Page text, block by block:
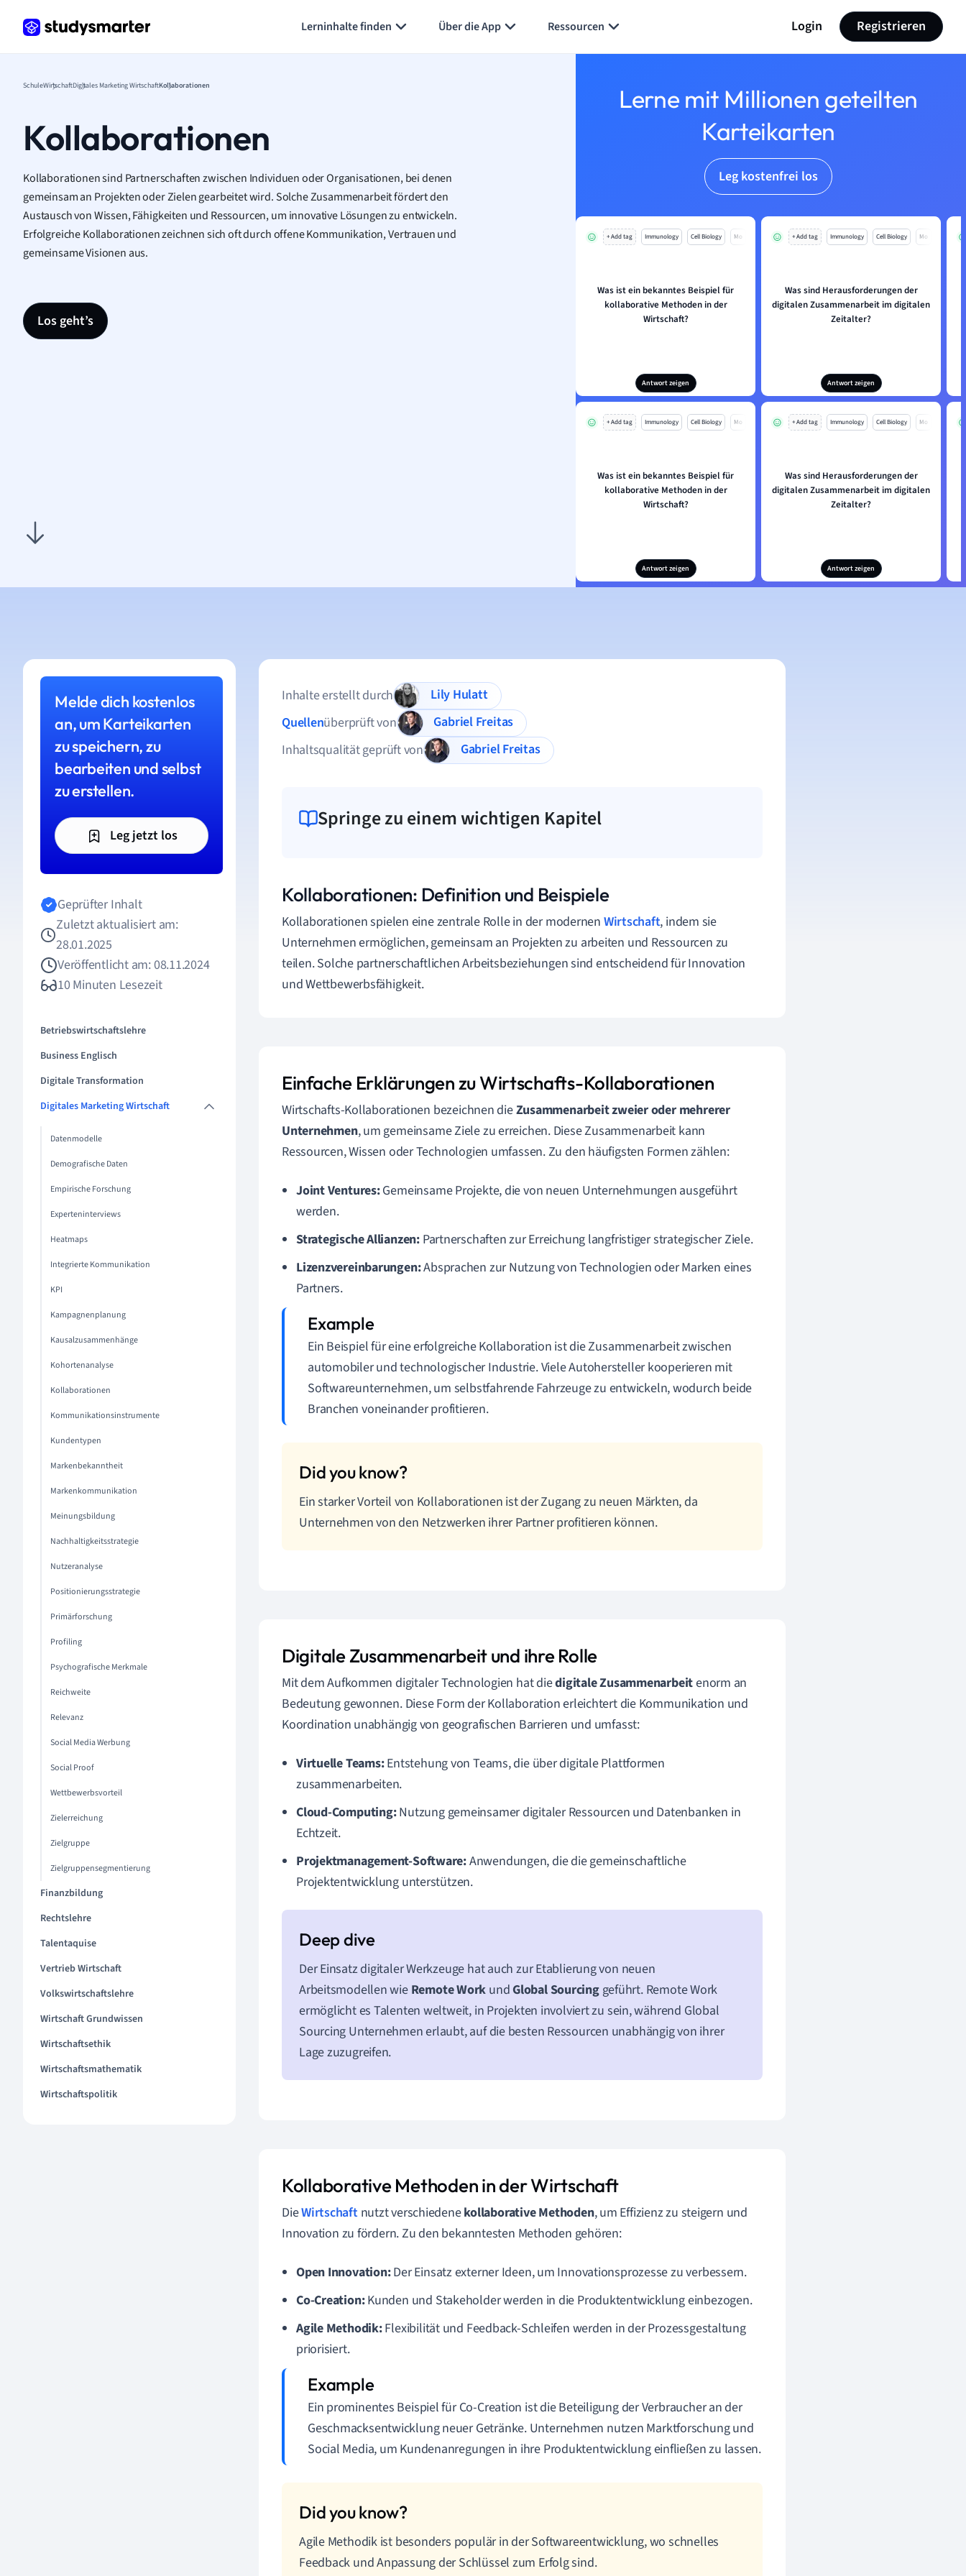
Lerninhalte finden Über die App Ressourcen Login Registrieren
SchuleWirtschaftDigitales Marketing WirtschaftKollaborationen
Kollaborationen
Kollaborationen sind Partnerschaften zwischen Individuen oder Organisationen, bei denen
gemeinsam an Projekten oder Zielen gearbeitet wird. Solche Zusammenarbeit fördert den
Austausch von Wissen, Fähigkeiten und Ressourcen, um innovative Lösungen zu entwickeln.
Erfolgreiche Kollaborationen zeichnen sich oft durch offene Kommunikation, Vertrauen und
gemeinsame Visionen aus.
Los geht’s
Lerne mit Millionen geteilten
Karteikarten
Leg kostenfrei los
+ Add tag Immunology Cell Biology Mo
Was ist ein bekanntes Beispiel für
kollaborative Methoden in der
Wirtschaft?
Antwort zeigen
+ Add tag Immunology Cell Biology Mo
Was sind Herausforderungen der
digitalen Zusammenarbeit im digitalen
Zeitalter?
Antwort zeigen
+ Add tag Immunology Cell Biology Mo
Was ist ein bekanntes Beispiel für
kollaborative Methoden in der
Wirtschaft?
Antwort zeigen
+ Add tag Immunology Cell Biology Mo
Was sind Herausforderungen der
digitalen Zusammenarbeit im digitalen
Zeitalter?
Antwort zeigen
Melde dich kostenlos
an, um Karteikarten
zu speichern, zu
bearbeiten und selbst
zu erstellen.
Leg jetzt los
Geprüfter Inhalt
Zuletzt aktualisiert am:
28.01.2025
Veröffentlicht am: 08.11.2024
10 Minuten Lesezeit
Betriebswirtschaftslehre
Business Englisch
Digitale Transformation
Digitales Marketing Wirtschaft
Datenmodelle
Demografische Daten
Empirische Forschung
Experteninterviews
Heatmaps
Integrierte Kommunikation
KPI
Kampagnenplanung
Kausalzusammenhänge
Kohortenanalyse
Kollaborationen
Kommunikationsinstrumente
Kundentypen
Markenbekanntheit
Markenkommunikation
Meinungsbildung
Nachhaltigkeitsstrategie
Nutzeranalyse
Positionierungsstrategie
Primärforschung
Profiling
Psychografische Merkmale
Reichweite
Relevanz
Social Media Werbung
Social Proof
Wettbewerbsvorteil
Zielerreichung
Zielgruppe
Zielgruppensegmentierung
Finanzbildung
Rechtslehre
Talentaquise
Vertrieb Wirtschaft
Volkswirtschaftslehre
Wirtschaft Grundwissen
Wirtschaftsethik
Wirtschaftsmathematik
Wirtschaftspolitik
Inhalte erstellt durch
Lily Hulatt
Quellenüberprüft von
Gabriel Freitas
Inhaltsqualität geprüft von
Gabriel Freitas
Springe zu einem wichtigen Kapitel
Kollaborationen: Definition und Beispiele
Kollaborationen spielen eine zentrale Rolle in der modernen Wirtschaft, indem sie
Unternehmen ermöglichen, gemeinsam an Projekten zu arbeiten und Ressourcen zu
teilen. Solche partnerschaftlichen Arbeitsbeziehungen sind entscheidend für Innovation
und Wettbewerbsfähigkeit.
Einfache Erklärungen zu Wirtschafts-Kollaborationen
Wirtschafts-Kollaborationen bezeichnen dieZusammenarbeit zweier oder mehrerer
Unternehmen, um gemeinsame Ziele zu erreichen. Diese Zusammenarbeit kann
Ressourcen, Wissen oder Technologien umfassen. Zu den häufigsten Formen zählen:
Joint Ventures:Gemeinsame Projekte, die von neuen Unternehmungen ausgeführt
werden.
Strategische Allianzen:Partnerschaften zur Erreichung langfristiger strategischer Ziele.
Lizenzvereinbarungen:Absprachen zur Nutzung von Technologien oder Marken eines
Partners.
Ein Beispiel für eine erfolgreiche Kollaboration ist die Zusammenarbeit zwischen
automobiler und technologischer Industrie. Viele Autohersteller kooperieren mit
Softwareunternehmen, um selbstfahrende Fahrzeuge zu entwickeln, wodurch beide
Branchen voneinander profitieren.
Ein starker Vorteil von Kollaborationen ist der Zugang zu neuen Märkten, da
Unternehmen von den Netzwerken ihrer Partner profitieren können.
Digitale Zusammenarbeit und ihre Rolle
Mit dem Aufkommen digitaler Technologien hat diedigitale Zusammenarbeitenorm an
Bedeutung gewonnen. Diese Form der Kollaboration erleichtert die Kommunikation und
Koordination unabhängig von geografischen Barrieren und umfasst:
Virtuelle Teams:Entstehung von Teams, die über digitale Plattformen
zusammenarbeiten.
Cloud-Computing:Nutzung gemeinsamer digitaler Ressourcen und Datenbanken in
Echtzeit.
Projektmanagement-Software:Anwendungen, die die gemeinschaftliche
Projektentwicklung unterstützen.
Der Einsatz digitaler Werkzeuge hat auch zur Etablierung von neuen
Arbeitsmodellen wie Remote Work undGlobal Sourcinggeführt. Remote Work
ermöglicht es Talenten weltweit, in Projekten involviert zu sein, während Global
Sourcing Unternehmen erlaubt, auf die besten Ressourcen unabhängig von ihrer
Lage zuzugreifen.
Kollaborative Methoden in der Wirtschaft
DieWirtschaftnutzt verschiedenekollaborative Methoden, um Effizienz zu steigern und
Innovation zu fördern. Zu den bekanntesten Methoden gehören:
Open Innovation:Der Einsatz externer Ideen, um Innovationsprozesse zu verbessern.
Co-Creation:Kunden und Stakeholder werden in die Produktentwicklung einbezogen.
Agile Methodik:Flexibilität und Feedback-Schleifen werden in der Prozessgestaltung
priorisiert.
Ein prominentes Beispiel für Co-Creation ist die Beteiligung der Verbraucher an der
Geschmacksentwicklung neuer Getränke. Unternehmen nutzen Marktforschung und
Social Media, um Kundenanregungen in ihre Produktentwicklung einfließen zu lassen.
Agile Methodik ist besonders populär in der Softwareentwicklung, wo schnelles
Feedback und Anpassung der Schlüssel zum Erfolg sind.